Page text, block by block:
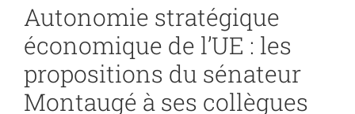
Autonomie stratégique
économique de l’UE : les
propositions du sénateur
Montaugé à ses collègues